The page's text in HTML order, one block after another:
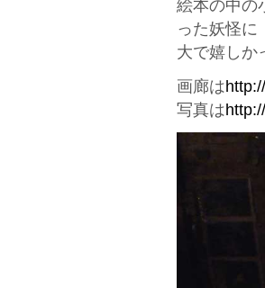
絵本の中の
った妖怪に
大で嬉しか
画廊は
写真は